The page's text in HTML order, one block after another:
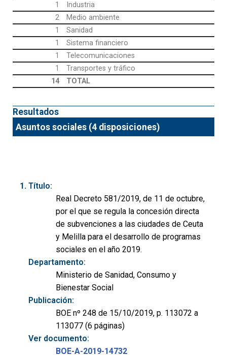
1
Industria
2
Medio ambiente
1
Sanidad
1
Sistema financiero
1
Telecomunicaciones
1
Transportes y tráfico
14
TOTAL
Resultados
Asuntos sociales (4 disposiciones)
Título:
Real Decreto 581/2019, de 11 de octubre,
por el que se regula la concesión directa
de subvenciones a las ciudades de Ceuta
y Melilla para el desarrollo de programas
sociales en el año 2019.
Departamento:
Ministerio de Sanidad, Consumo y
Bienestar Social
Publicación:
BOE nº 248 de 15/10/2019, p. 113072 a
113077 (6 páginas)
Ver documento:
BOE-A-2019-14732